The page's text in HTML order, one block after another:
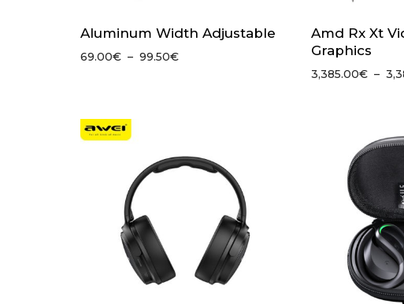
Aluminum Width Adjustable
69.00€ – 99.50€Plage
Amd Rx Xt
Graphics
3,385.00€ –